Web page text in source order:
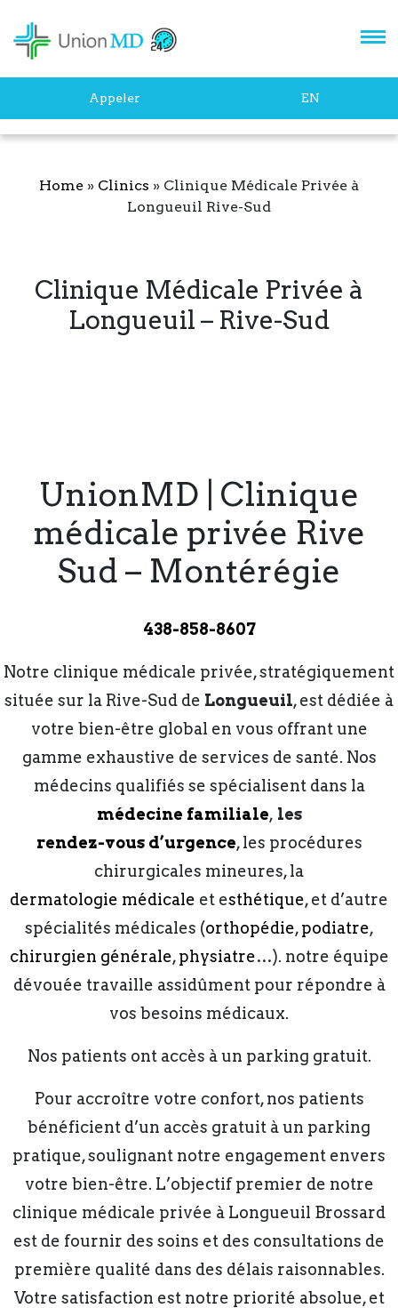
Appeler EN
Home » Clinics » Clinique Médicale Privée à
Longueuil Rive-Sud
Clinique Médicale Privée à
Longueuil – Rive-Sud
UnionMD | Clinique
médicale privée Rive
Sud – Montérégie
438-858-8607
Notre clinique médicale privée, stratégiquement
située sur la Rive-Sud de Longueuil, est dédiée à
votre bien-être global en vous offrant une
gamme exhaustive de services de santé. Nos
médecins qualifiés se spécialisent dans la
médecine familiale, les
rendez-vous d’urgence, les procédures
chirurgicales mineures, la
dermatologie médicale et esthétique, et d’autre
spécialités médicales (orthopédie,podiatre,
chirurgien générale,physiatre…). notre équipe
dévouée travaille assidûment pour répondre à
vos besoins médicaux.
Nos patients ont accès à un parking gratuit.
Pour accroître votre confort, nos patients
bénéficient d’un accès gratuit à un parking
pratique, soulignant notre engagement envers
votre bien-être. L’objectif premier de notre
clinique médicale privée à Longueuil Brossard
est de fournir des soins et des consultations de
première qualité dans des délais raisonnables.
Votre satisfaction est notre priorité absolue, et